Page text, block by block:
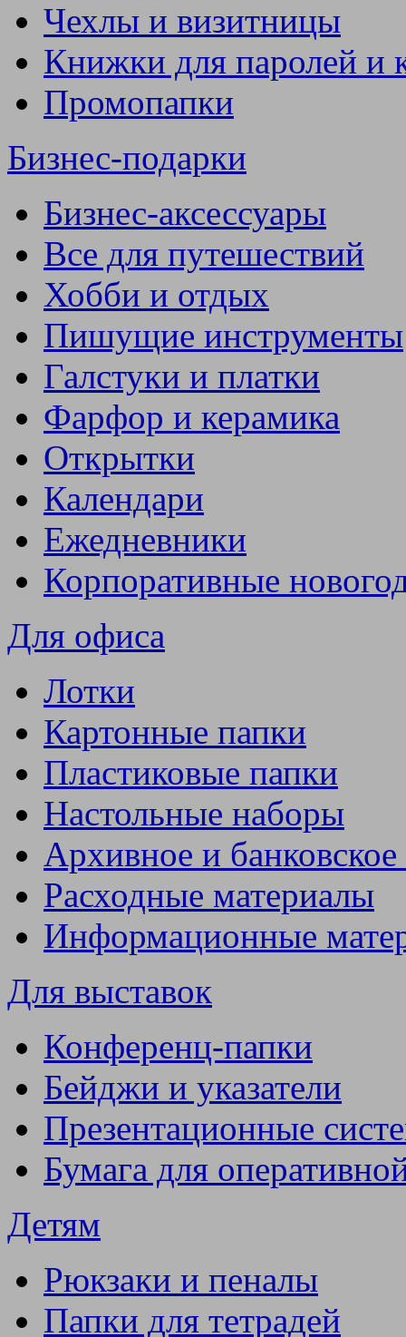
Чехлы и визитницы
Книжки для паролей и
Промопапки
Бизнес-подарки
Бизнес-аксессуары
Все для путешествий
Хобби и отдых
Пишущие инструменты
Галстуки и платки
Фарфор и керамика
Открытки
Календари
Ежедневники
Корпоративные
Для офиса
Лотки
Картонные папки
Пластиковые папки
Настольные наборы
Архивное и
Расходные материалы
Информационные
Для выставок
Конференц-папки
Бейджи и указатели
Презентационные
Бумага для
Детям
Рюкзаки и пеналы
Папки для тетрадей